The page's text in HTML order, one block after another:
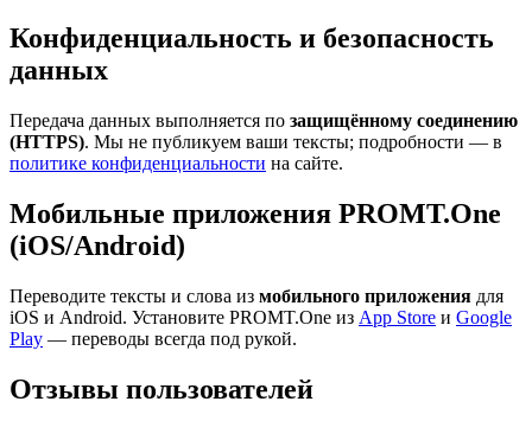
Конфиденциальность и безопасность
данных
Передача данных выполняется по защищённому соединению
(HTTPS). Мы не публикуем ваши тексты; подробности — в
политике конфиденциальности на сайте.
Мобильные приложения PROMT.One
(iOS/Android)
Переводите тексты и слова из мобильного приложения для
iOS и Android. Установите PROMT.One из App Store и Google
Play — переводы всегда под рукой.
Отзывы пользователей